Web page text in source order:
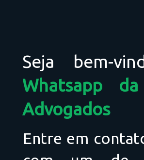
Seja bem-
Whatsapp
Advogados
Entre em